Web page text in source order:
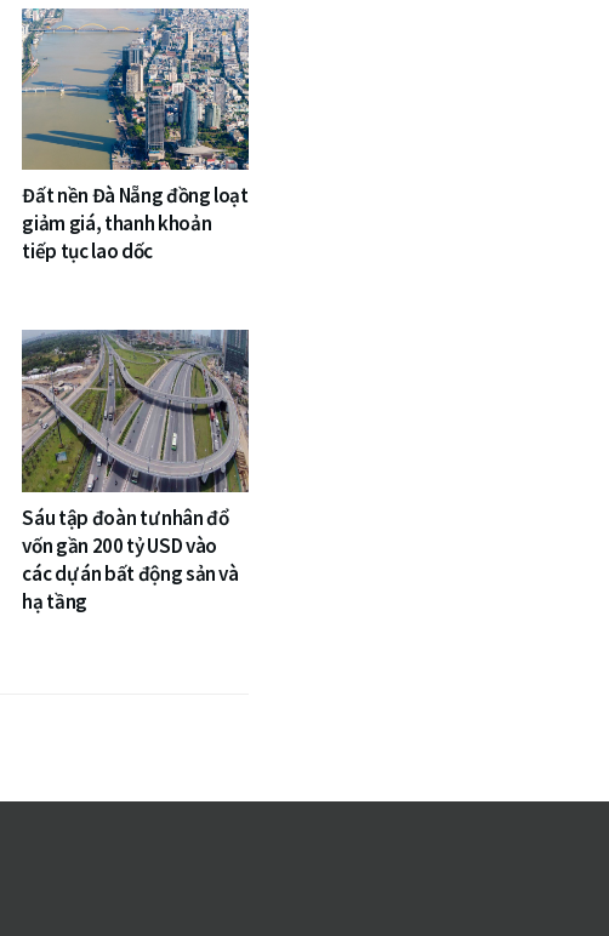
Đất nền Đà Nẵng đồng loạt
giảm giá, thanh khoản
tiếp tục lao dốc
Sáu tập đoàn tư nhân đổ
vốn gần 200 tỷ USD vào
các dự án bất động sản và
hạ tầng